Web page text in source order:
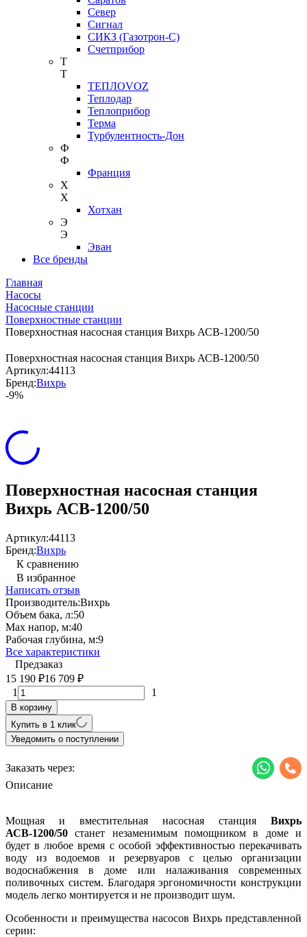
Север
Сигнал
СИКЗ (Газотрон-С)
Счетприбор
Т
Т
ТЕПЛОVOZ
Теплодар
Теплоприбор
Терма
Турбулентность-Дон
Ф
Ф
Франция
Х
Х
Хотхан
Э
Э
Эван
Все бренды
Главная
Насосы
Насосные станции
Поверхностные станции
Поверхностная насосная станция Вихрь АСВ-1200/50
Поверхностная насосная станция Вихрь АСВ-1200/50
Артикул:44113
Бренд:Вихрь
-9%
Поверхностная насосная станция
Вихрь АСВ-1200/50
Артикул:44113
Бренд:Вихрь
К сравнению
В избранное
Написать отзыв
Производитель:Вихрь
Объем бака, л:50
Max напор, м:40
Рабочая глубина, м:9
Все характеристики
Предзаказ
15 190 ₽16 709 ₽
1 1
В корзину
Купить в 1 клик
Уведомить о поступлении
Заказать через:
Описание
Мощная и вместительная насосная станция Вихрь
АСВ-1200/50 станет незаменимым помощником в доме и
будет в любое время с особой эффективностью перекачивать
воду из водоемов и резервуаров с целью организации
водоснабжения в доме или налаживания современных
поливочных систем. Благодаря эргономичности конструкции
модель легко монтируется и не производит шум.
Особенности и преимущества насосов Вихрь представленной
серии: